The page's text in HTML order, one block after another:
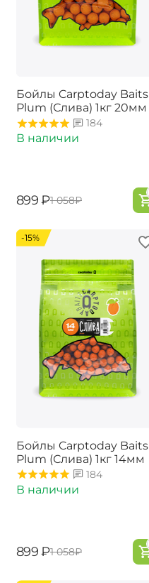
Бойлы Carptoday Baits
Plum (Слива) 1кг 20мм
184
В наличии
‍899‍ ₽‍1 058‍₽
-15%
Бойлы Carptoday Baits
Plum (Слива) 1кг 14мм
184
В наличии
‍899‍ ₽‍1 058‍₽